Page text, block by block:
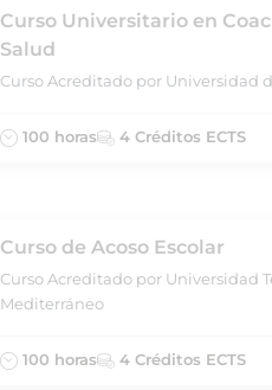
Curso Universitario en
Salud
Curso Acreditado por Universidad
100 horas 4 Créditos ECTS
Curso de Acoso Escolar
Curso Acreditado por Universidad
Mediterráneo
100 horas 4 Créditos ECTS